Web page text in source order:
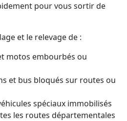
pour vous sortir de
et le relevage de :
motos embourbés ou
et bus bloqués sur routes ou
spéciaux immobilisés
les routes départementales